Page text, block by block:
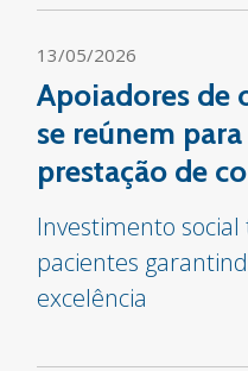
13/05/2026
Apoiadores de
se reúnem
prestação de
Investimento
pacientes
excelência